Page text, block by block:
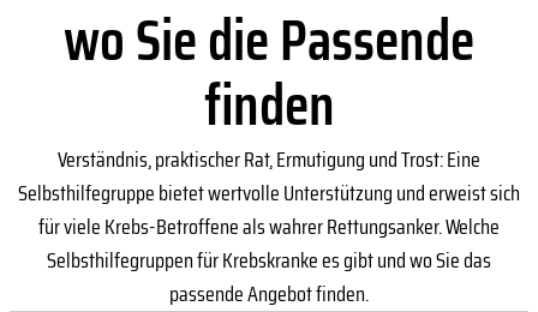
wo Sie die Passende
finden
Verständnis, praktischer Rat, Ermutigung und Trost: Eine
Selbsthilfegruppe bietet wertvolle Unterstützung und erweist sich
für viele Krebs-Betroffene als wahrer Rettungsanker. Welche
Selbsthilfegruppen für Krebskranke es gibt und wo Sie das
passende Angebot finden.